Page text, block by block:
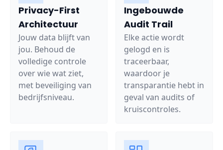
Privacy-First
Architectuur
Jouw data blijft van
jou. Behoud de
volledige controle
over wie wat ziet,
met beveiliging van
bedrijfsniveau.
Ingebouwde
Audit Trail
Elke actie wordt
gelogd en is
traceerbaar,
waardoor je
transparantie hebt in
geval van audits of
kruiscontroles.